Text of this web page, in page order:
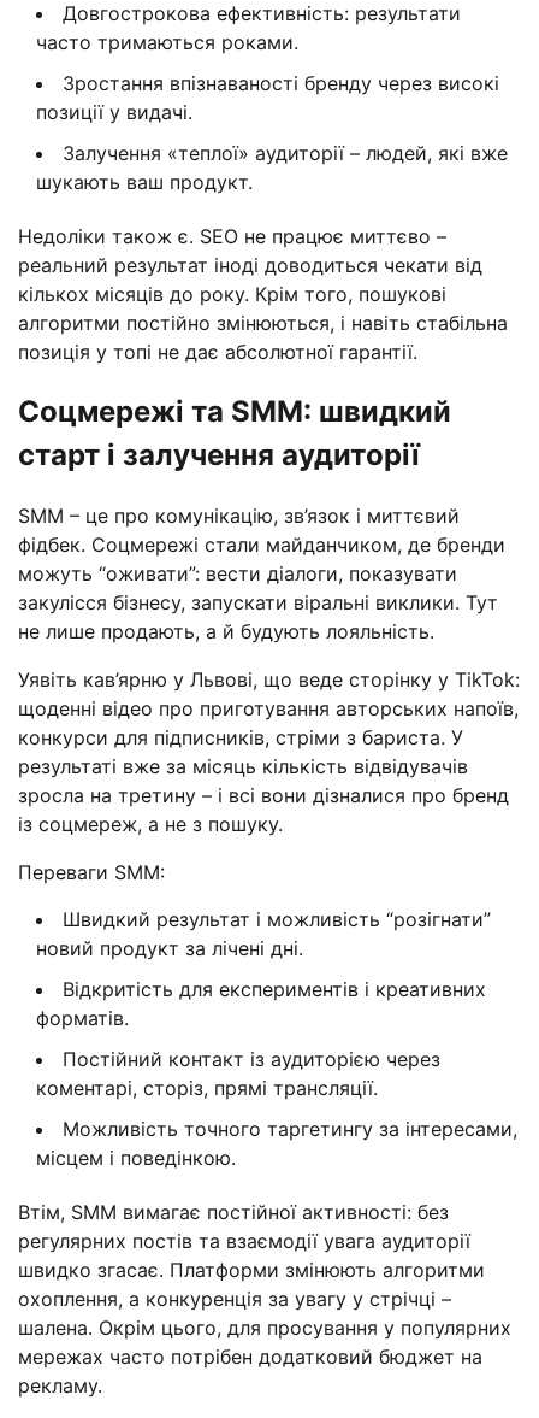
Довгострокова ефективність: результати
часто тримаються роками.
Зростання впізнаваності бренду через високі
позиції у видачі.
Залучення «теплої» аудиторії – людей, які вже
шукають ваш продукт.
Недоліки також є. SEO не працює миттєво –
реальний результат іноді доводиться чекати від
кількох місяців до року. Крім того, пошукові
алгоритми постійно змінюються, і навіть стабільна
позиція у топі не дає абсолютної гарантії.
Соцмережі та SMM: швидкий
старт і залучення аудиторії
SMM – це про комунікацію, зв’язок і миттєвий
фідбек. Соцмережі стали майданчиком, де бренди
можуть “оживати”: вести діалоги, показувати
закулісся бізнесу, запускати віральні виклики. Тут
не лише продають, а й будують лояльність.
Уявіть кав’ярню у Львові, що веде сторінку у TikTok:
щоденні відео про приготування авторських напоїв,
конкурси для підписників, стріми з бариста. У
результаті вже за місяць кількість відвідувачів
зросла на третину – і всі вони дізналися про бренд
із соцмереж, а не з пошуку.
Переваги SMM:
Швидкий результат і можливість “розігнати”
новий продукт за лічені дні.
Відкритість для експериментів і креативних
форматів.
Постійний контакт із аудиторією через
коментарі, сторіз, прямі трансляції.
Можливість точного таргетингу за інтересами,
місцем і поведінкою.
Втім, SMM вимагає постійної активності: без
регулярних постів та взаємодії увага аудиторії
швидко згасає. Платформи змінюють алгоритми
охоплення, а конкуренція за увагу у стрічці –
шалена. Окрім цього, для просування у популярних
мережах часто потрібен додатковий бюджет на
рекламу.